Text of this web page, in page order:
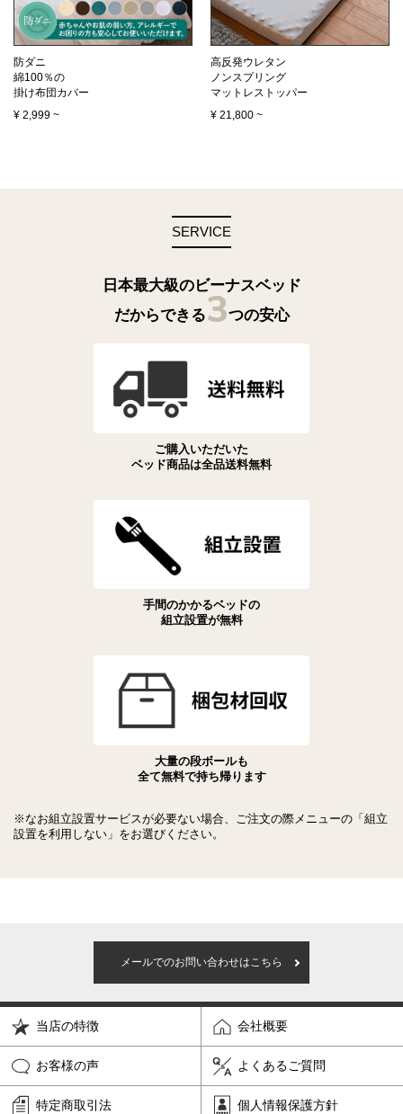
防ダニ
綿100％の
掛け布団カバー
¥ 2,999 ~
高反発ウレタン
ノンスプリング
マットレストッパー
¥ 21,800 ~
SERVICE
日本最大級のビーナスベッド
だからできる3つの安心
ご購入いただいた
ベッド商品は全品送料無料
手間のかかるベッドの
組立設置が無料
大量の段ボールも
全て無料で持ち帰ります
※なお組立設置サービスが必要ない場合、ご注文の際メニューの「組立
設置を利用しない」をお選びください。
メールでのお問い合わせはこちら
当店の特徴 会社概要
お客様の声 よくあるご質問
特定商取引法 個人情報保護方針